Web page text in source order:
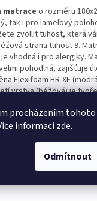
procházením
informacízde.
Odmítnout
matraceo rozměru
tak i pro lamelový
zvollit tuhost, která
strana tuhost 9.
vhodná i pro alergiky.
pohodlná, zajišťuje
Flexifoam HR-XF
vrstva (béžová) je
verze classic má
také ve verzi Wellness